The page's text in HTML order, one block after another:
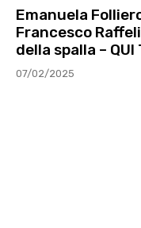
Emanuela
Francesco
della spalla – QUI
07/02/2025